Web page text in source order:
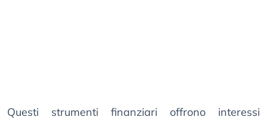
Questi strumenti finanziari offrono interessi